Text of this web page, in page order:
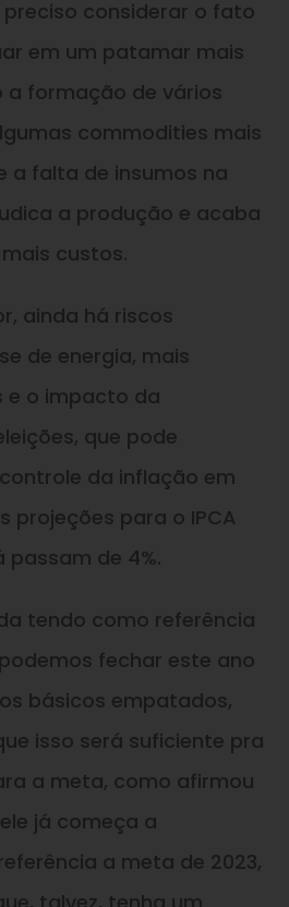
considerar o fato
em um patamar mais
a formação de vários
commodities mais
a falta de insumos na
a produção e acaba
custos.
ainda há riscos
de energia, mais
e o impacto da
que pode
da inflação em
projeções para o IPCA
passam de 4%.
tendo como referência
fechar este ano
básicos empatados,
isso será suficiente pra
a meta, como afirmou
já começa a
a meta de 2023,